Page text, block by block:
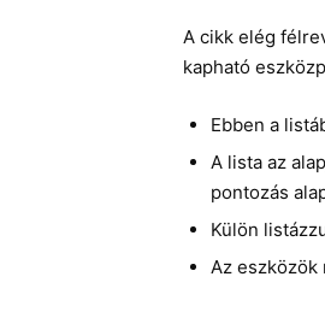
A cikk elég
kapható
Ebben a
A lista az
pontozás
Külön
Az